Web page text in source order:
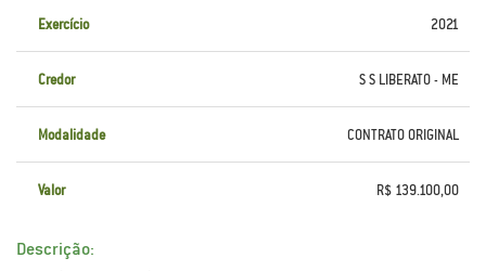
Exercício 2021
Credor S S LIBERATO - ME
Modalidade CONTRATO ORIGINAL
Valor R$ 139.100,00
Descrição: